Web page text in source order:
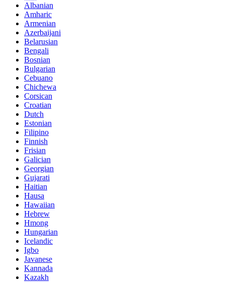
Albanian
Amharic
Armenian
Azerbaijani
Belarusian
Bengali
Bosnian
Bulgarian
Cebuano
Chichewa
Corsican
Croatian
Dutch
Estonian
Filipino
Finnish
Frisian
Galician
Georgian
Gujarati
Haitian
Hausa
Hawaiian
Hebrew
Hmong
Hungarian
Icelandic
Igbo
Javanese
Kannada
Kazakh